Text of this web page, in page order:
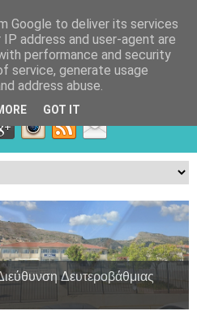
Δευτεροβάθμιας
και Περιβάλλοντος
Ευεξίας
Google to deliver its services
address and user-agent are
performance and security
service, generate usage
address abuse.
GOT IT